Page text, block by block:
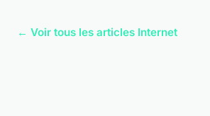
← Voir tous les articles Internet